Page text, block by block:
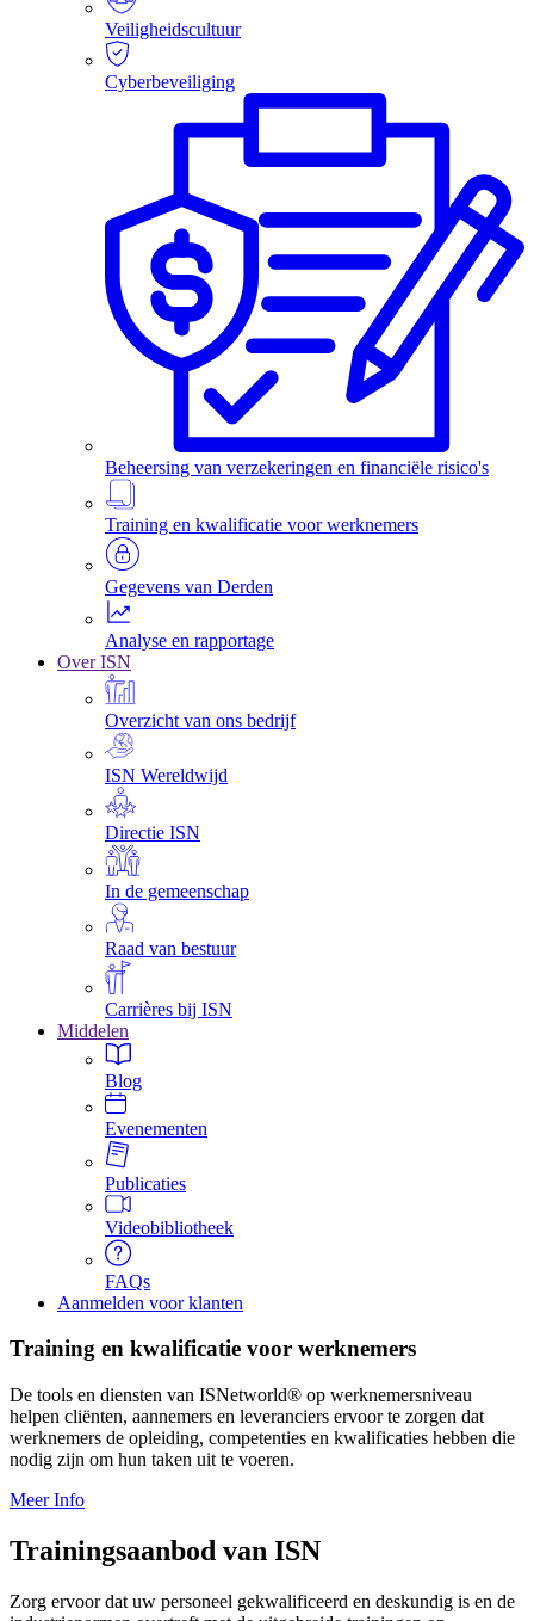
Veiligheidscultuur
Cyberbeveiliging
Beheersing van verzekeringen en financiële risico's
Training en kwalificatie voor werknemers
Gegevens van Derden
Analyse en rapportage
Over ISN
Overzicht van ons bedrijf
ISN Wereldwijd
Directie ISN
In de gemeenschap
Raad van bestuur
Carrières bij ISN
Middelen
Blog
Evenementen
Publicaties
Videobibliotheek
FAQs
Aanmelden voor klanten
Training en kwalificatie voor werknemers
De tools en diensten van ISNetworld® op werknemersniveau
helpen cliënten, aannemers en leveranciers ervoor te zorgen dat
werknemers de opleiding, competenties en kwalificaties hebben die
nodig zijn om hun taken uit te voeren.
Meer Info
Trainingsaanbod van ISN
Zorg ervoor dat uw personeel gekwalificeerd en deskundig is en de